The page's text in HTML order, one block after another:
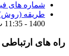
شماره های
طریقه
1400 - 11:35 ب.ظ
راه های ارتباطی